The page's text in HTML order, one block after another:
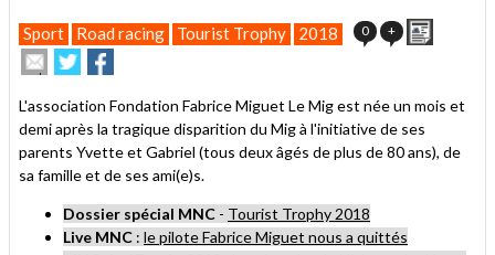
Sport Road racing Tourist Trophy 2018 0 +
Envoyer
cet
à
un
ami
Partager
sur
sur
L'association Fondation Fabrice Miguet Le Mig est née un mois et
demi après la tragique disparition du Mig à l'initiative de ses
parents Yvette et Gabriel (tous deux âgés de plus de 80 ans), de
sa famille et de ses ami(e)s.
Dossier spécial MNC - Tourist Trophy 2018
Live MNC : le pilote Fabrice Miguet nous a quittés